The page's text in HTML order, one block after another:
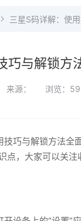
三星S码详解：使
巧与解锁方
来源： 浏览：59
技巧与解锁方法
点，大家可以关注